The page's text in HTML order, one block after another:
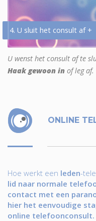
4. U sluit het consult af +
U wenst het consult af te
Haak gewoon in of leg af.
ONLINE
Hoe werkt een leden-
lid naar normale
contact met een
hier het eenvoudige
online telefoonconsult.